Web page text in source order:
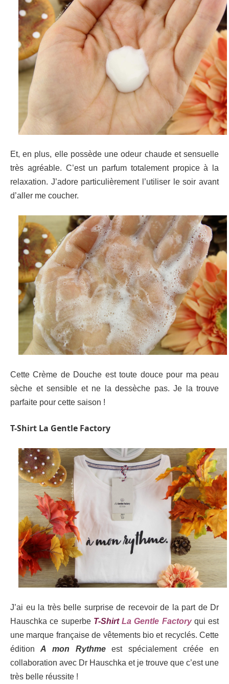
Et, en plus, elle possède une odeur chaude et sensuelle
très agréable. C’est un parfum totalement propice à la
relaxation. J’adore particulièrement l’utiliser le soir avant
d’aller me coucher.
Cette Crème de Douche est toute douce pour ma peau
sèche et sensible et ne la dessèche pas. Je la trouve
parfaite pour cette saison !
T-Shirt La Gentle Factory
J’ai eu la très belle surprise de recevoir de la part de Dr
Hauschka ce superbe T-Shirt La Gentle Factoryqui est
une marque française de vêtements bio et recyclés. Cette
édition A mon Rythmeest spécialement créée en
collaboration avec Dr Hauschka et je trouve que c’est une
très belle réussite !